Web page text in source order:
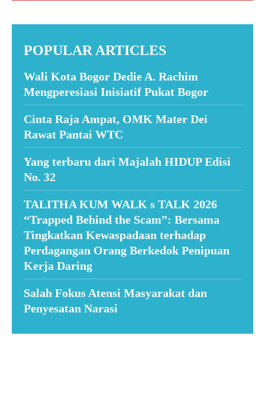
POPULAR ARTICLES
Wali Kota Bogor Dedie A. Rachim
Mengperesiasi Inisiatif Pukat Bogor
Cinta Raja Ampat, OMK Mater Dei
Rawat Pantai WTC
Yang terbaru dari Majalah HIDUP Edisi
No. 32
TALITHA KUM WALK s TALK 2026
“Trapped Behind the Scam”: Bersama
Tingkatkan Kewaspadaan terhadap
Perdagangan Orang Berkedok Penipuan
Kerja Daring
Salah Fokus Atensi Masyarakat dan
Penyesatan Narasi